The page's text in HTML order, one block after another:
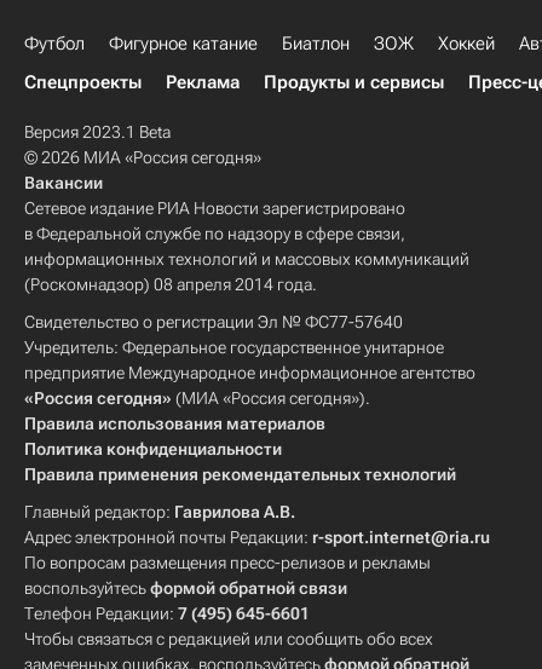
Футбол Фигурное катание Биатлон ЗОЖ Хоккей
Спецпроекты
Реклама Продукты и сервисы Пресс-
Версия 2023.1 Beta
© 2026 МИА «Россия сегодня»
Вакансии
Сетевое издание РИА Новости зарегистрировано
в Федеральной службе по надзору в сфере связи,
информационных технологий и массовых коммуникаций
(Роскомнадзор) 08 апреля 2014 года.
Свидетельство о регистрации Эл № ФС77-57640
Учредитель: Федеральное государственное унитарное
предприятие Международное информационное агентство
«Россия сегодня» (МИА «Россия сегодня»).
Правила использования материалов
Политика конфиденциальности
Правила применения рекомендательных технологий
Главный редактор: Гаврилова А.В.
Адрес электронной почты Редакции: r-sport.internet@ria.ru
По вопросам размещения пресс-релизов и рекламы
воспользуйтесьформой обратной связи
Телефон Редакции: 7 (495) 645-6601
Чтобы связаться с редакцией или сообщить обо всех
замеченных ошибках, воспользуйтесьформой обратной